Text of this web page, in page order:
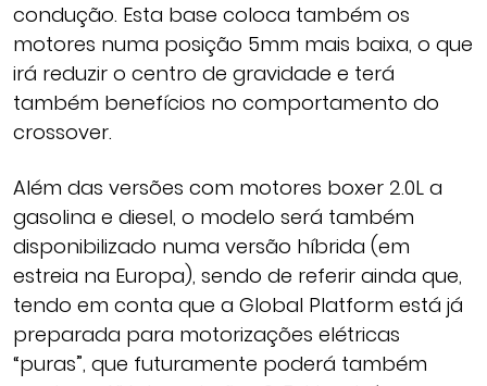
condução. Esta base coloca também os
motores numa posição 5mm mais baixa, o que
irá reduzir o centro de gravidade e terá
também benefícios no comportamento do
crossover.
Além das versões com motores boxer 2.0L a
gasolina e diesel, o modelo será também
disponibilizado numa versão híbrida (em
estreia na Europa), sendo de referir ainda que,
tendo em conta que a Global Platform está já
preparada para motorizações elétricas
“puras”, que futuramente poderá também